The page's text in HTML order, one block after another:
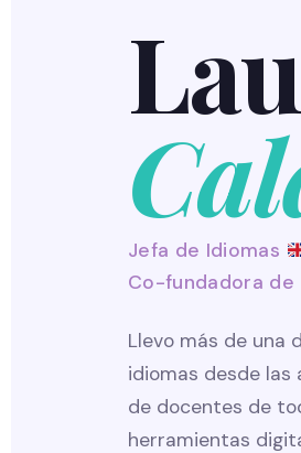
Jefa de Idiomas
Co-fundadora de
Llevo más de una
idiomas desde las
de docentes de
herramientas